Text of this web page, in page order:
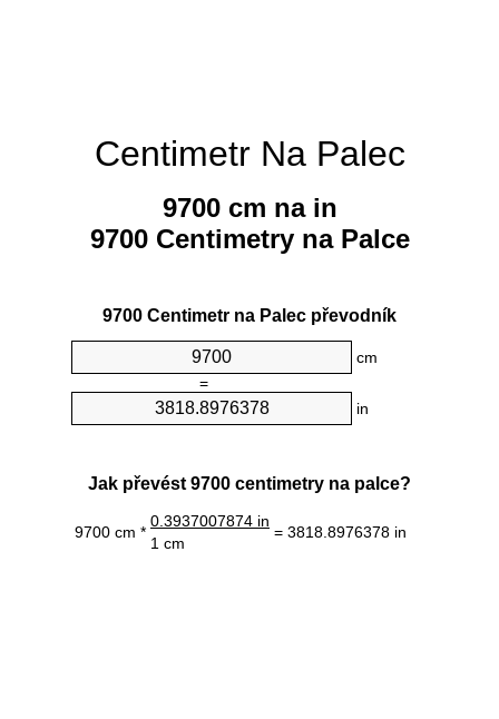
Centimetr Na Palec
9700 cm na in
9700 Centimetry na Palce
9700 Centimetr na Palec převodník
cm
=
in
Jak převést 9700 centimetry na palce?
9700 cm *
0.3937007874 in
= 3818.8976378 in
1 cm